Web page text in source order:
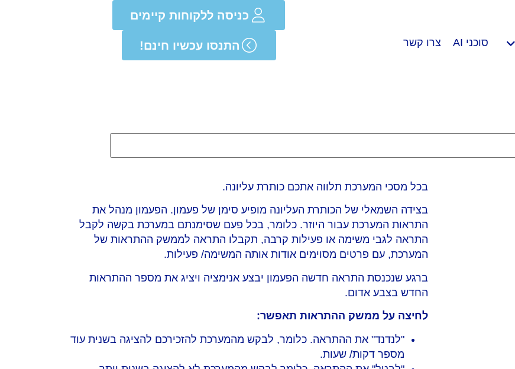
סוכני AI צרו קשר
כניסה ללקוחות קיימים
התנסו עכשיו חינם!
בכל מסכי המערכת תלווה אתכם כותרת עליונה.
בצידה השמאלי של הכותרת העליונה מופיע סימן של פעמון. הפעמון מנהל את
התראות המערכת עבור היוזר. כלומר, בכל פעם שסימנתם במערכת בקשה לקבל
התראה לגבי משימה או פעילות קרבה, תקבלו התראה לממשק ההתראות של
המערכת, עם פרטים מסוימים אודות אותה המשימה/ פעילות.
ברגע שנכנסת התראה חדשה הפעמון יבצע אנימציה ויציג את מספר ההתראות
החדש בצבע אדום.
לחיצה על ממשק ההתראות תאפשר:
"לנדנד" את ההתראה. כלומר, לבקש מהמערכת להזכירכם להציגה בשנית עוד
מספר דקות/ שעות.